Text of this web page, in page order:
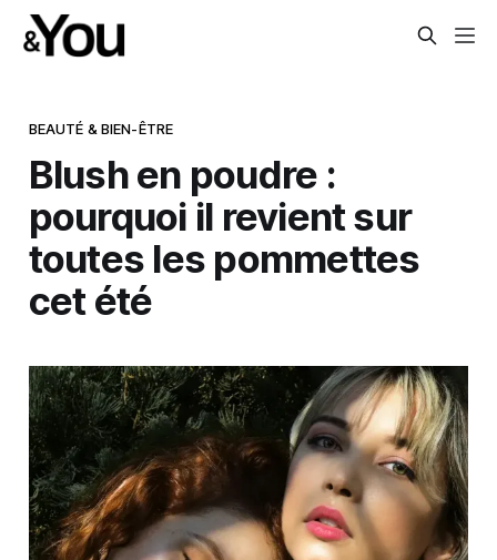
BEAUTÉ & BIEN-ÊTRE
Blush en poudre :
pourquoi il revient sur
toutes les pommettes
cet été